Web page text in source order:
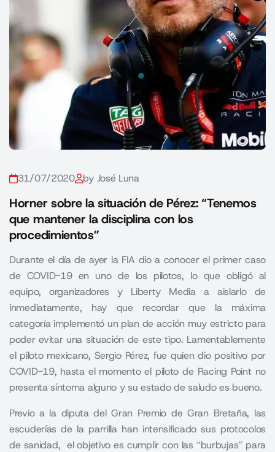
31/07/2020 by José Luna
Horner sobre la situación de Pérez: “Tenemos
que mantener la disciplina con los
procedimientos”
Durante el día de ayer la FIA dio a conocer el primer caso
de COVID-19 en uno de los pilotos, lo que obligó al
equipo, organizadores y Liberty Media a aislarlo de
inmediatamente, hay que recordar que la máxima
categoría implementó un plan de acción muy estricto para
poder evitar una situación de este tipo. Lamentablemente
el piloto mexicano, Sergio Pérez, fue quien dio positivo por
COVID-19, hasta el momento el piloto de Racing Point no
presenta síntoma alguno y su estado de saludo es bueno.
Previo a la diputa del Gran Premio de Gran Bretaña, las
escuderías de la parrilla han intensificado sus protocolos
de sanidad, el objetivo es cumplir con las “burbujas” para